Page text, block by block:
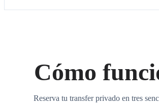
Cómo
Reserva tu transfer privado en tres